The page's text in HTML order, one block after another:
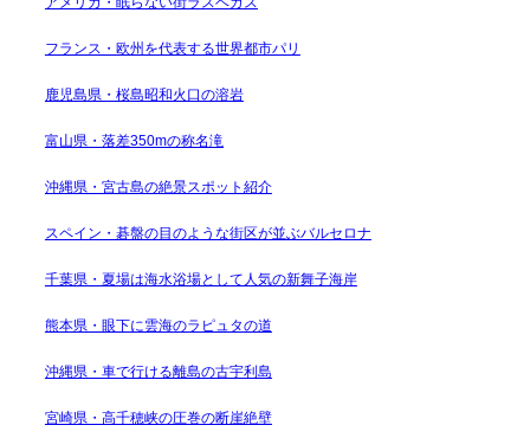
フランス・欧州を代表する世界都市パリ
鹿児島県・桜島昭和火口の溶岩
富山県・落差350mの称名滝
沖縄県・宮古島の絶景スポット紹介
スペイン・碁盤の目のような街区が並ぶバルセロナ
千葉県・夏場は海水浴場として人気の新舞子海岸
熊本県・眼下に雲海のラピュタの道
沖縄県・車で行ける離島の古宇利島
宮崎県・高千穂峡の圧巻の断崖絶壁